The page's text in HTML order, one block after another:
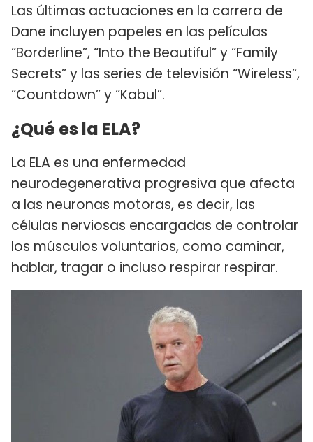
Las últimas actuaciones en la carrera de
Dane incluyen papeles en las películas
“Borderline”, “Into the Beautiful” y “Family
Secrets” y las series de televisión “Wireless”,
“Countdown” y “Kabul”.
¿Qué es la ELA?
La ELA es una enfermedad
neurodegenerativa progresiva que afecta
a las neuronas motoras, es decir, las
células nerviosas encargadas de controlar
los músculos voluntarios, como caminar,
hablar, tragar o incluso respirar respirar.